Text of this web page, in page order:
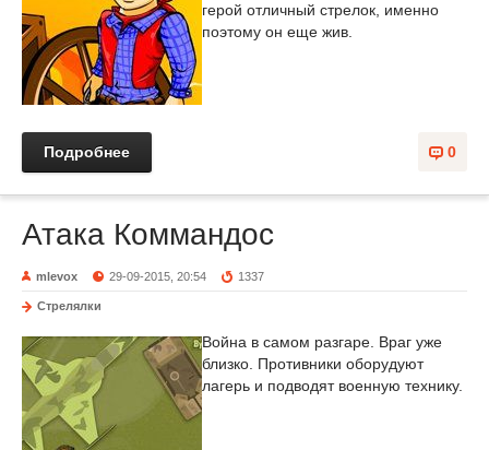
герой отличный стрелок, именно
поэтому он еще жив.
0
Подробнее
Атака Коммандос
mlevox 29-09-2015, 20:54 1337
Стрелялки
Война в самом разгаре. Враг уже
близко. Противники оборудуют
лагерь и подводят военную технику.